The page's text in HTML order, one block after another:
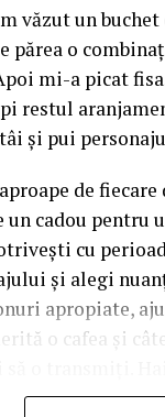
văzut un
părea o
mi-a picat
restul
și pui
de
un cadou
cu
și alegi
apropiate,
o cafea și